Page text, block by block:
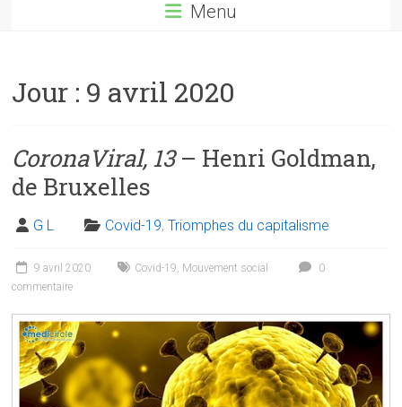
Menu
Jour : 9 avril 2020
CoronaViral, 13– Henri Goldman,
de Bruxelles
G L Covid-19,Triomphes du capitalisme
9 avril 2020 Covid-19, Mouvement social
0
commentaire